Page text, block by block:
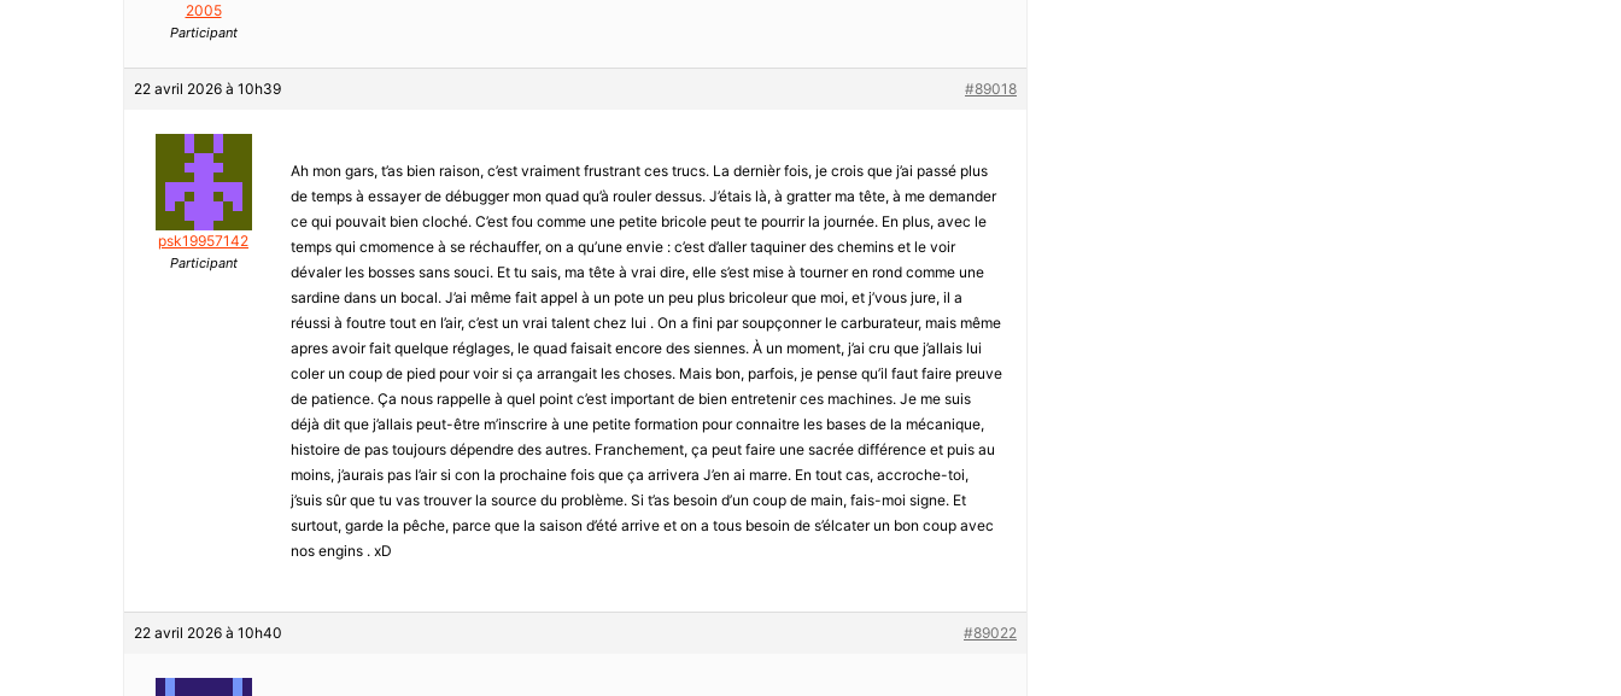
2005
Participant
22 avril 2026 à 10h39 #89018
psk19957142
Participant
Ah mon gars, t’as bien raison, c’est vraiment frustrant ces trucs. La dernièr fois, je crois que j’ai passé plus
de temps à essayer de débugger mon quad qu’à rouler dessus. J’étais là, à gratter ma tête, à me demander
ce qui pouvait bien cloché. C’est fou comme une petite bricole peut te pourrir la journée. En plus, avec le
temps qui cmomence à se réchauffer, on a qu’une envie : c’est d’aller taquiner des chemins et le voir
dévaler les bosses sans souci. Et tu sais, ma tête à vrai dire, elle s’est mise à tourner en rond comme une
sardine dans un bocal. J’ai même fait appel à un pote un peu plus bricoleur que moi, et j’vous jure, il a
réussi à foutre tout en l’air, c’est un vrai talent chez lui . On a fini par soupçonner le carburateur, mais même
apres avoir fait quelque réglages, le quad faisait encore des siennes. À un moment, j’ai cru que j’allais lui
coler un coup de pied pour voir si ça arrangait les choses. Mais bon, parfois, je pense qu’il faut faire preuve
de patience. Ça nous rappelle à quel point c’est important de bien entretenir ces machines. Je me suis
déjà dit que j’allais peut-être m’inscrire à une petite formation pour connaitre les bases de la mécanique,
histoire de pas toujours dépendre des autres. Franchement, ça peut faire une sacrée différence et puis au
moins, j’aurais pas l’air si con la prochaine fois que ça arrivera J’en ai marre. En tout cas, accroche-toi,
j’suis sûr que tu vas trouver la source du problème. Si t’as besoin d’un coup de main, fais-moi signe. Et
surtout, garde la pêche, parce que la saison d’été arrive et on a tous besoin de s’élcater un bon coup avec
nos engins . xD
22 avril 2026 à 10h40 #89022